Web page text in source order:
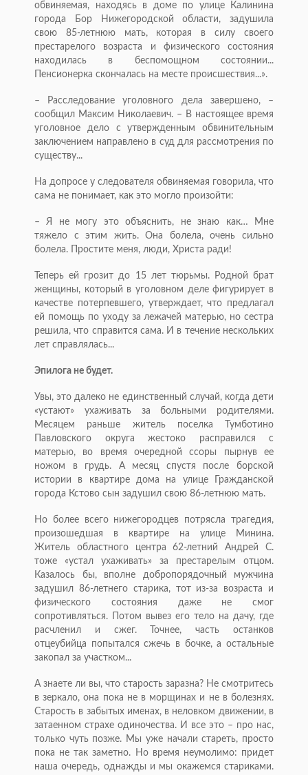
обвиняемая, находясь в доме по улице Калинина
города Бор Нижегородской области, задушила
свою 85-летнюю мать, которая в силу своего
престарелого возраста и физического состояния
находилась в беспомощном состоянии...
Пенсионерка скончалась на месте происшествия...».
– Расследование уголовного дела завершено, –
сообщил Максим Николаевич. – В настоящее время
уголовное дело с утвержденным обвинительным
заключением направлено в суд для рассмотрения по
существу...
На допросе у следователя обвиняемая говорила, что
сама не понимает, как это могло произойти:
– Я не могу это объяснить, не знаю как… Мне
тяжело с этим жить. Она болела, очень сильно
болела. Простите меня, люди, Христа ради!
Теперь ей грозит до 15 лет тюрьмы. Родной брат
женщины, который в уголовном деле фигурирует в
качестве потерпевшего, утверждает, что предлагал
ей помощь по уходу за лежачей матерью, но сестра
решила, что справится сама. И в течение нескольких
лет справлялась...
Эпилога не будет.
Увы, это далеко не единственный случай, когда дети
«устают» ухаживать за больными родителями.
Месяцем раньше житель поселка Тумботино
Павловского округа жестоко расправился с
матерью, во время очередной ссоры пырнув ее
ножом в грудь. А месяц спустя после борской
истории в квартире дома на улице Гражданской
города Кстово сын задушил свою 86-летнюю мать.
Но более всего нижегородцев потрясла трагедия,
произошедшая в квартире на улице Минина.
Житель областного центра 62-летний Андрей С.
тоже «устал ухаживать» за престарелым отцом.
Казалось бы, вполне добропорядочный мужчина
задушил 86-летнего старика, тот из-за возраста и
физического состояния даже не смог
сопротивляться. Потом вывез его тело на дачу, где
расчленил и сжег. Точнее, часть останков
отцеубийца попытался сжечь в бочке, а остальные
закопал за участком...
А знаете ли вы, что старость заразна? Не смотритесь
в зеркало, она пока не в морщинах и не в болезнях.
Старость в забытых именах, в неловком движении, в
затаенном страхе одиночества. И все это – про нас,
только чуть позже. Мы уже начали стареть, просто
пока не так заметно. Но время неумолимо: придет
наша очередь, однажды и мы окажемся стариками.